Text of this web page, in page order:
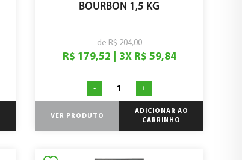
BOURBON 1,5 KG
deR$ 204,00
R$ 179,52 3X R$ 59,84
- +
VER PRODUTO
ADICIONAR AO
CARRINHO